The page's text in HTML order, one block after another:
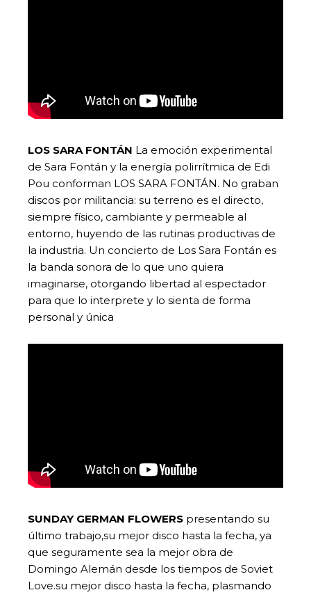
LOS SARA FONTÁN La emoción experimental
de Sara Fontán y la energía polirrítmica de Edi
Pou conforman LOS SARA FONTÁN. No graban
discos por militancia: su terreno es el directo,
siempre físico, cambiante y permeable al
entorno, huyendo de las rutinas productivas de
la industria. Un concierto de Los Sara Fontán es
la banda sonora de lo que uno quiera
imaginarse, otorgando libertad al espectador
para que lo interprete y lo sienta de forma
personal y única
SUNDAY GERMAN FLOWERS presentando su
último trabajo,su mejor disco hasta la fecha, ya
que seguramente sea la mejor obra de
Domingo Alemán desde los tiempos de Soviet
Love.su mejor disco hasta la fecha, plasmando